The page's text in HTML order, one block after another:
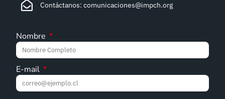
Contáctanos: comunicaciones@impch.org
Nombre
E-mail